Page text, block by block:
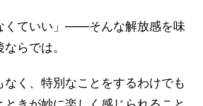
くていい」――そんな解放感を味
らでは。
く、特別なことをするわけでも